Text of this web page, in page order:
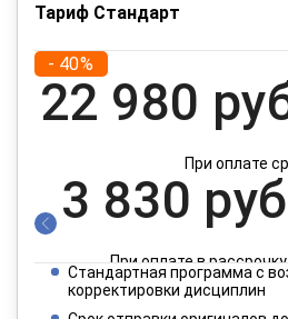
Тариф Стандарт
- 40%
22 980
При оплате
3 830
При оплате в
1 915
Стандартная программа с
корректировки дисциплин